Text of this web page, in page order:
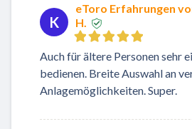
K
eToro Erfahrungen
H.
Auch für ältere Personen sehr
bedienen. Breite Auswahl an
Anlagemöglichkeiten. Super.